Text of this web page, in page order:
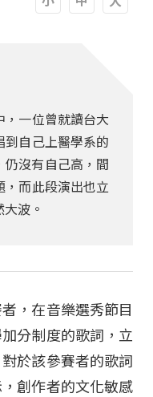
，一位曾就讀台大
到自己上醫學系的
仍沒有自己高，間
，而此段演出也立
波。
，在音樂選秀節目
分制度的歌詞，立
於該參賽者的歌詞
創作者的文化敏感